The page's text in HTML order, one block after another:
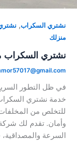
نشتري السكراب ,نشتري
منزلك
نشتري السكراب
mmor57017@gmail.com
في ظل التطور
خدمة نشتري السكراب
للتخلص من المخلفات
وأمان. تقدم لك شركة
السرعة والمصداقية،